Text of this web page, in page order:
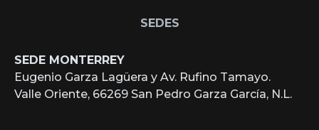
SEDES
SEDE MONTERREY
Eugenio Garza Lagüera y Av. Rufino Tamayo.
Valle Oriente, 66269 San Pedro Garza García, N.L.